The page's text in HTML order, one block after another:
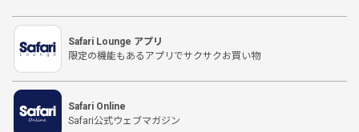
Safari Lounge アプリ
限定の機能もあるアプリでサクサクお買い物
Safari Online
Safari公式ウェブマガジン